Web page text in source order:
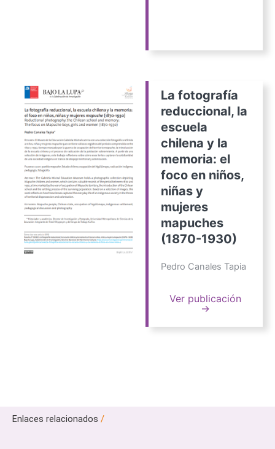
La fotografía
reduccional, la
escuela
chilena y la
memoria: el
foco en niños,
niñas y
mujeres
mapuches
(1870-1930)
Pedro Canales Tapia
Ver publicación
→
Enlaces relacionados /